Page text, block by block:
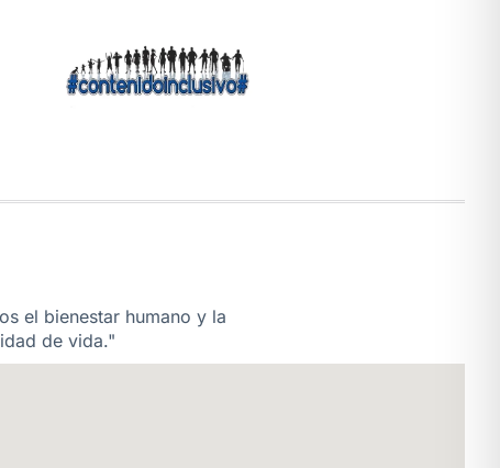
el bienestar humano y la
de vida."